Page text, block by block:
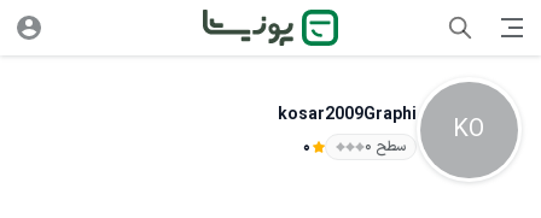
KO
kosar2009Graphi
سطح ۰ 0